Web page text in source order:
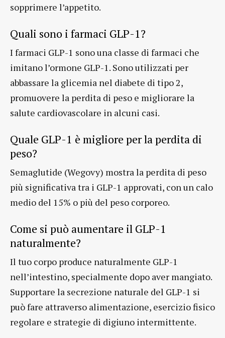
sopprimere l’appetito.
Quali sono i farmaci GLP-1?
I farmaci GLP-1 sono una classe di farmaci che
imitano l’ormone GLP-1. Sono utilizzati per
abbassare la glicemia nel diabete di tipo 2,
promuovere la perdita di peso e migliorare la
salute cardiovascolare in alcuni casi.
Quale GLP-1 è migliore per la perdita di
peso?
Semaglutide (Wegovy) mostra la perdita di peso
più significativa tra i GLP-1 approvati, con un calo
medio del 15% o più del peso corporeo.
Come si può aumentare il GLP-1
naturalmente?
Il tuo corpo produce naturalmente GLP-1
nell’intestino, specialmente dopo aver mangiato.
Supportare la secrezione naturale del GLP-1 si
può fare attraverso alimentazione, esercizio fisico
regolare e strategie di digiuno intermittente.